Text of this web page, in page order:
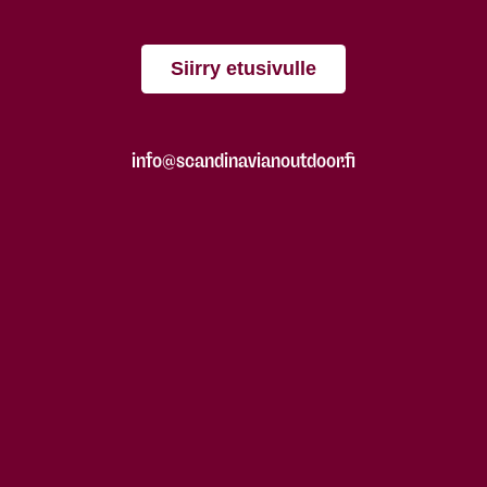
Siirry etusivulle
info@scandinavianoutdoor.fi